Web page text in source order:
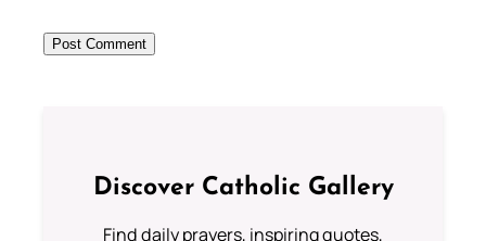
Discover Catholic Gallery
Find daily prayers, inspiring quotes,